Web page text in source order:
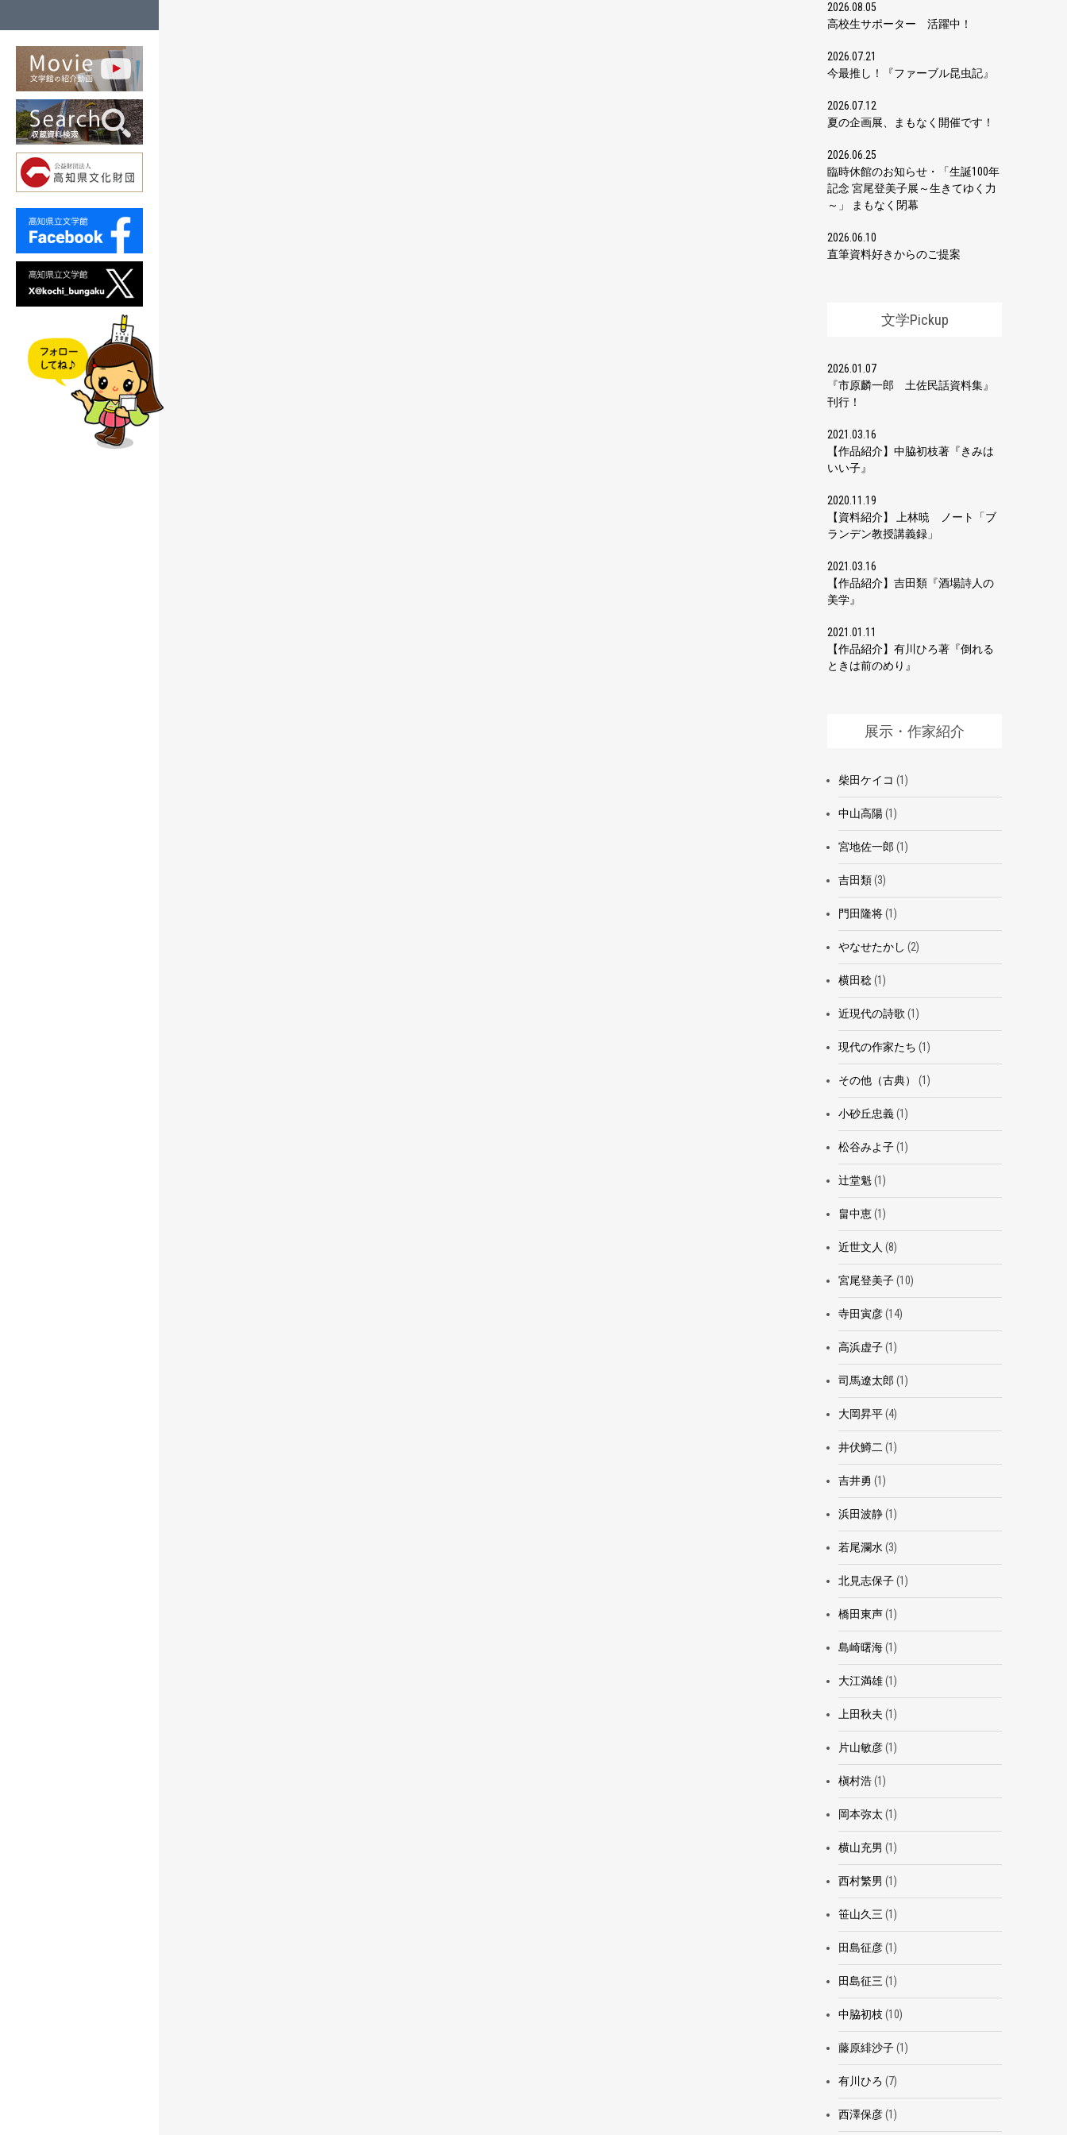
2026.08.05
高校生サポーター 活躍中！
2026.07.21
今最推し！『ファーブル昆虫記』
2026.07.12
夏の企画展、まもなく開催です！
2026.06.25
臨時休館のお知らせ・「生誕100年
記念 宮尾登美子展～生きてゆく力
～」 まもなく閉幕
2026.06.10
直筆資料好きからのご提案
文学Pickup
2026.01.07
『市原麟一郎 土佐民話資料集』
刊行！
2021.03.16
【作品紹介】中脇初枝著『きみは
いい子』
2020.11.19
【資料紹介】 上林暁 ノート「ブ
ランデン教授講義録」
2021.03.16
【作品紹介】吉田類『酒場詩人の
美学』
2021.01.11
【作品紹介】有川ひろ著『倒れる
ときは前のめり』
展示・作家紹介
柴田ケイコ (1)
中山高陽(1)
宮地佐一郎 (1)
吉田類(3)
門田隆将(1)
やなせたかし (2)
横田稔(1)
近現代の詩歌 (1)
現代の作家たち (1)
その他（古典） (1)
小砂丘忠義(1)
松谷みよ子(1)
辻堂魁(1)
畠中恵(1)
近世文人 (8)
宮尾登美子(10)
寺田寅彦(14)
高浜虚子(1)
司馬遼太郎 (1)
大岡昇平(4)
井伏鱒二 (1)
吉井勇 (1)
浜田波静(1)
若尾瀾水 (3)
北見志保子(1)
橋田東声(1)
島崎曙海(1)
大江満雄(1)
上田秋夫 (1)
片山敏彦(1)
槇村浩(1)
岡本弥太 (1)
横山充男 (1)
西村繁男 (1)
笹山久三 (1)
田島征彦(1)
田島征三 (1)
中脇初枝 (10)
藤原緋沙子(1)
有川ひろ (7)
西澤保彦(1)